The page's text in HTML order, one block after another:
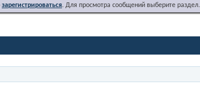
зарегистрироваться. Для просмотра сообщений выберите раздел.